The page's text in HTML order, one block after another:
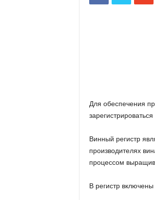
Для обеспечения
Винный регистр
производителях
процессом
В регистр